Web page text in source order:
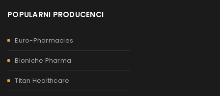
POPULARNI PRODUCENCI
Euro-Pharmacies
Bioniche Pharma
Titan Healthcare